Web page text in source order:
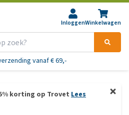
InloggenWinkelwagen
vanaf € 69,-
korting op Trovet Lees